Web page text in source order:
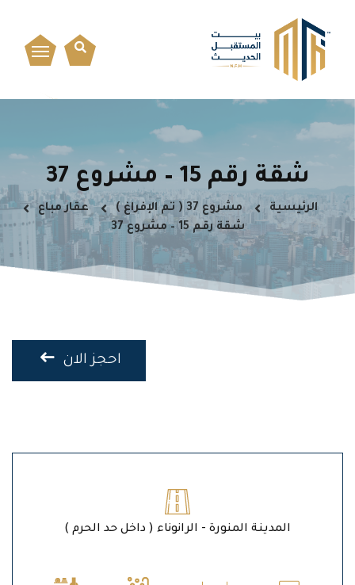
شقة رقم 15 – مشروع 37
الرئيسية مشروع 37 ( تم الإفراغ )
عقار مباع
شقة رقم 15 – مشروع 37
احجز الان
المدينة المنورة - الرانوناء ( داخل حد الحرم )